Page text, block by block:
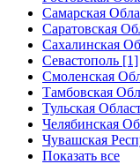
Самарская
Саратовская
Сахалинская
Севастополь [1]
Смоленская
Тамбовская
Тульская
Челябинская
Чувашская
Показать все